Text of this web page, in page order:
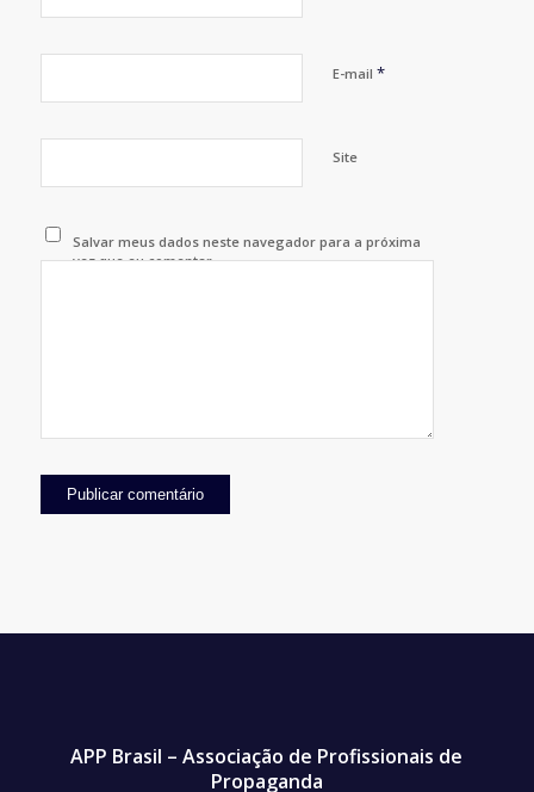
E-mail *
Site
Salvar meus dados neste navegador para a próxima
vez que eu comentar.
APP Brasil – Associação de Profissionais de
Propaganda